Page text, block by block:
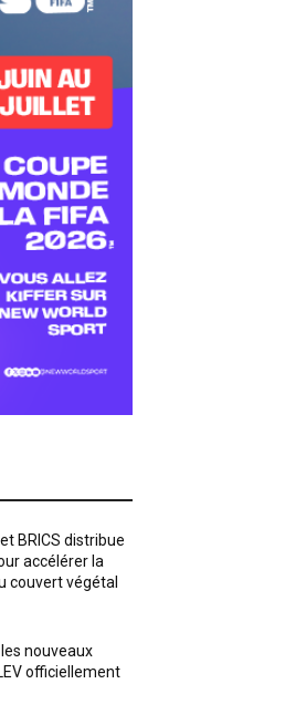
BRICS distribue
accélérer la
couvert végétal
nouveaux
officiellement